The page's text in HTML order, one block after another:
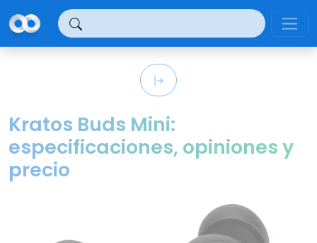
Kratos Buds Mini:
especificaciones, opiniones y
precio
Panel de gestión de cookies